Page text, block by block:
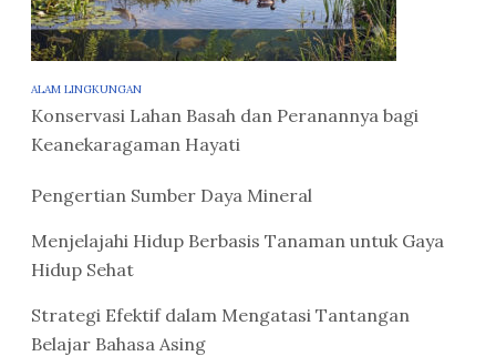
ALAM LINGKUNGAN
Konservasi Lahan Basah dan Peranannya bagi
Keanekaragaman Hayati
Pengertian Sumber Daya Mineral
Menjelajahi Hidup Berbasis Tanaman untuk Gaya
Hidup Sehat
Strategi Efektif dalam Mengatasi Tantangan
Belajar Bahasa Asing